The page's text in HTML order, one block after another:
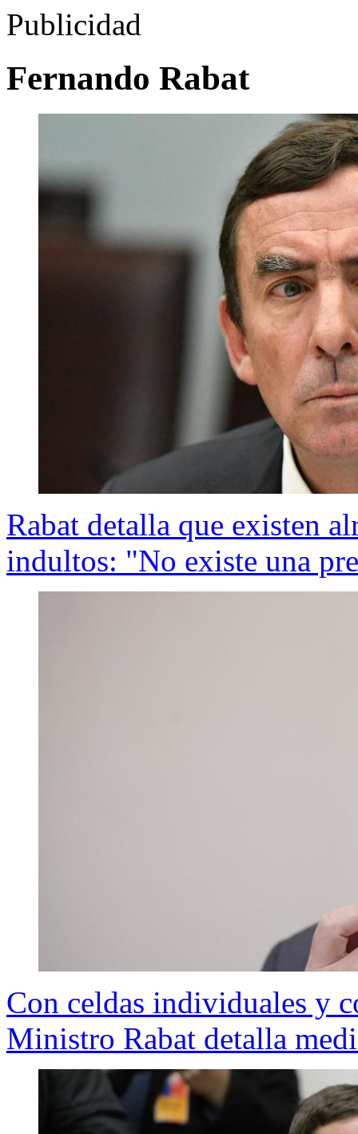
Publicidad
Fernando Rabat
Rabat detalla que existen
indultos: "No existe una
Con celdas individuales y
Ministro Rabat detalla